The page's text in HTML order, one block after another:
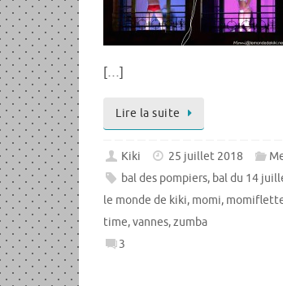
[…]
Lire la suite
Kiki 25 juillet 2018
bal des pompiers, bal du 14
le monde de kiki, momi,
time,vannes,zumba
3